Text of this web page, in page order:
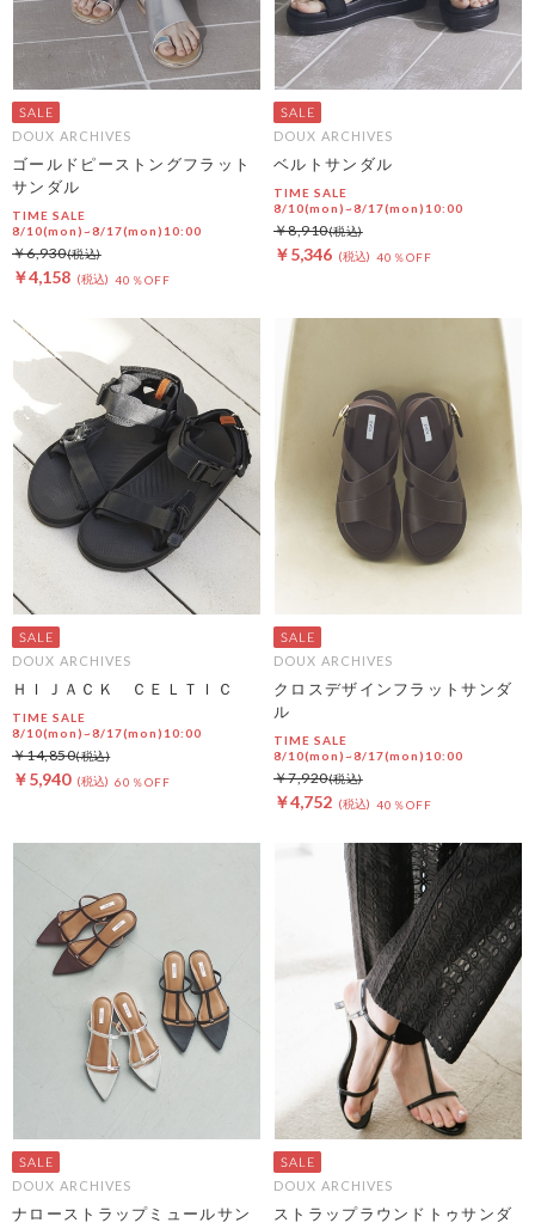
DOUX ARCHIVES
ゴールドピーストングフラット
サンダル
TIME SALE
8/10(mon)~8/17(mon)10:00
￥4,158 40％OFF
￥6,930
DOUX ARCHIVES
ベルトサンダル
TIME SALE
8/10(mon)~8/17(mon)10:00
￥5,346 40％OFF
￥8,910
DOUX ARCHIVES
ＨＩＪＡＣＫ ＣＥＬＴＩＣ
TIME SALE
8/10(mon)~8/17(mon)10:00
￥5,940 60％OFF
￥14,850
DOUX ARCHIVES
クロスデザインフラットサンダ
ル
TIME SALE
8/10(mon)~8/17(mon)10:00
￥4,752 40％OFF
￥7,920
DOUX ARCHIVES
ナローストラップミュールサン
DOUX ARCHIVES
ストラップラウンドトゥサンダ